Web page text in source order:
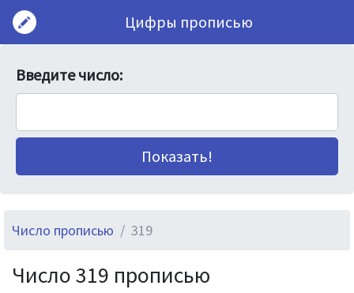
Цифры прописью
Введите число:
Число прописью 319
Число 319 прописью